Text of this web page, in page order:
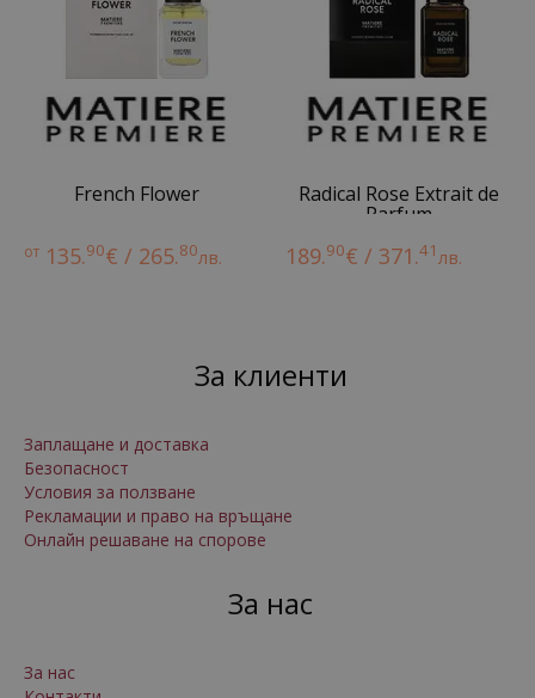
French Flower
от 135.90€ / 265.80лв.
Radical Rose Extrait de
Parfum
189.90€ / 371.41лв.
За клиенти
Заплащане и доставка
Безопасност
Условия за ползване
Рекламации и право на връщане
Онлайн решаване на спорове
За нас
За нас